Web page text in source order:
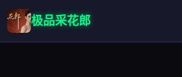
极品采花郎